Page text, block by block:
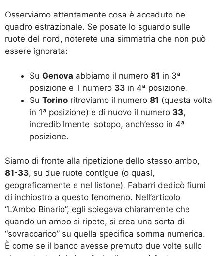
Osserviamo attentamente cosa è accaduto nel
quadro estrazionale. Se posate lo sguardo sulle
ruote del nord, noterete una simmetria che non può
essere ignorata:
Su Genova abbiamo il numero 81 in 3ª
posizione e il numero 33 in 4ª posizione.
Su Torino ritroviamo il numero 81 (questa volta
in 1ª posizione) e di nuovo il numero 33,
incredibilmente isotopo, anch’esso in 4ª
posizione.
Siamo di fronte alla ripetizione dello stesso ambo,
81-33, su due ruote contigue (o quasi,
geograficamente e nel listone). Fabarri dedicò fiumi
di inchiostro a questo fenomeno. Nell’articolo
“L’Ambo Binario”, egli spiegava chiaramente che
quando un ambo si ripete, si crea una sorta di
“sovraccarico” su quella specifica somma numerica.
È come se il banco avesse premuto due volte sullo